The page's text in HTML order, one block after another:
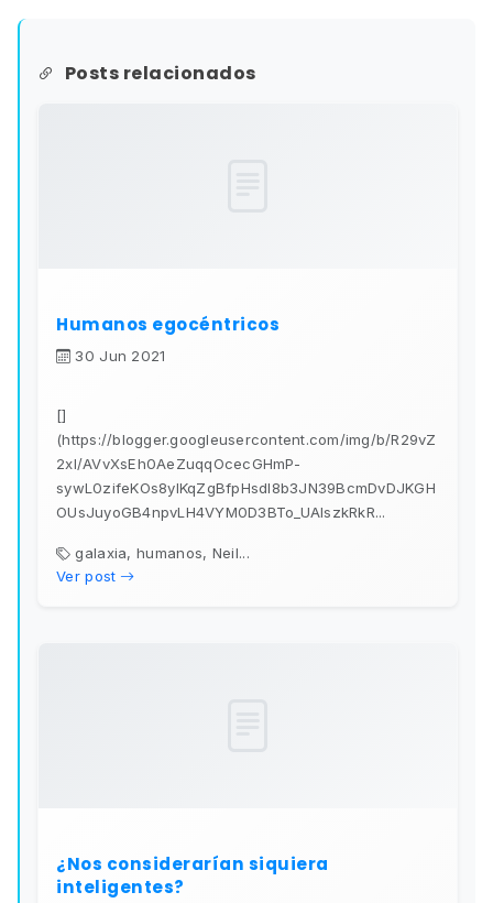
Posts relacionados
Humanos egocéntricos
30 Jun 2021
[]
(https://blogger.googleusercontent.com/img/b/R29vZ
2xl/AVvXsEh0AeZuqqOcecGHmP-
sywL0zifeKOs8ylKqZgBfpHsdl8b3JN39BcmDvDJKGH
OUsJuyoGB4npvLH4VYM0D3BTo_UAlszkRkR...
galaxia, humanos, Neil...
Ver post
¿Nos considerarían siquiera
inteligentes?